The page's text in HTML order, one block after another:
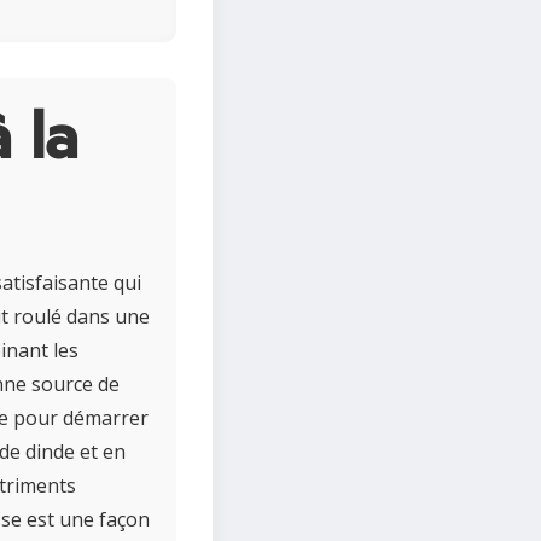
la
qui
roulé dans une
les
source de
pour démarrer
dinde et en
est une façon